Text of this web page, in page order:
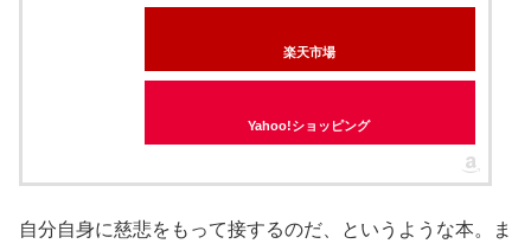
楽天市場
Yahoo!ショッピング
自分自身に慈悲をもって接するのだ、というような本。ま